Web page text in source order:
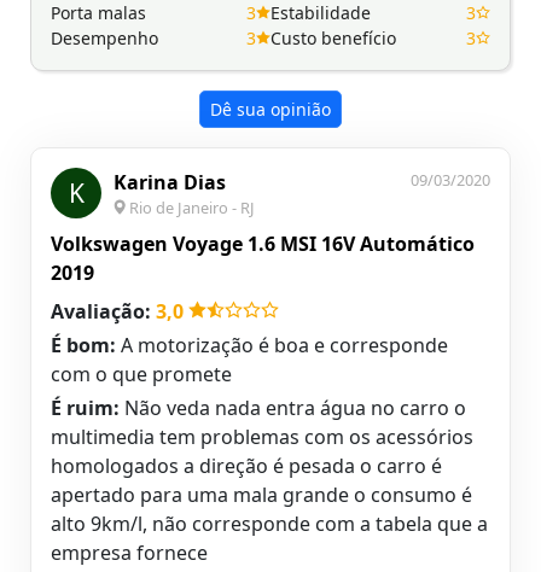
Porta malas
3
Desempenho
3
Estabilidade
3
Custo benefício
3
Dê sua opinião
K Karina Dias
Rio de Janeiro - RJ
09/03/2020
Volkswagen Voyage 1.6 MSI 16V Automático
2019
Avaliação: 3,0
É bom: A motorização é boa e corresponde
com o que promete
É ruim: Não veda nada entra água no carro o
multimedia tem problemas com os acessórios
homologados a direção é pesada o carro é
apertado para uma mala grande o consumo é
alto 9km/l, não corresponde com a tabela que a
empresa fornece